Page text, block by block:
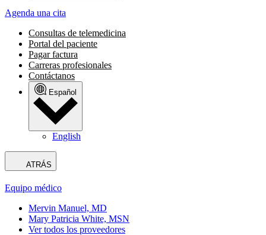
Agenda una cita
Consultas de telemedicina
Portal del paciente
Pagar factura
Carreras profesionales
Contáctanos
Español
English
ATRÁS
Equipo médico
Mervin Manuel, MD
Mary Patricia White, MSN
Ver todos los proveedores